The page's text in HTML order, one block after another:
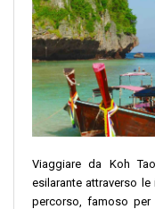
Viaggiare da Koh
esilarante attraverso
percorso, famoso